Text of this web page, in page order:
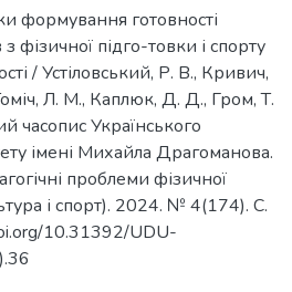
формування готовності
фізичної підго-товки і спорту
/ Устіловський, Р. В., Кривич,
Л. М., Каплюк, Д. Д., Гром, Т.
часопис Українського
імені Михайла Драгоманова.
проблеми фізичної
і спорт). 2024. № 4(174). С.
10.31392/UDU-